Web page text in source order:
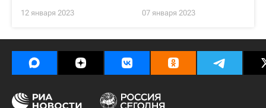
12 января 2023 07 января 2023